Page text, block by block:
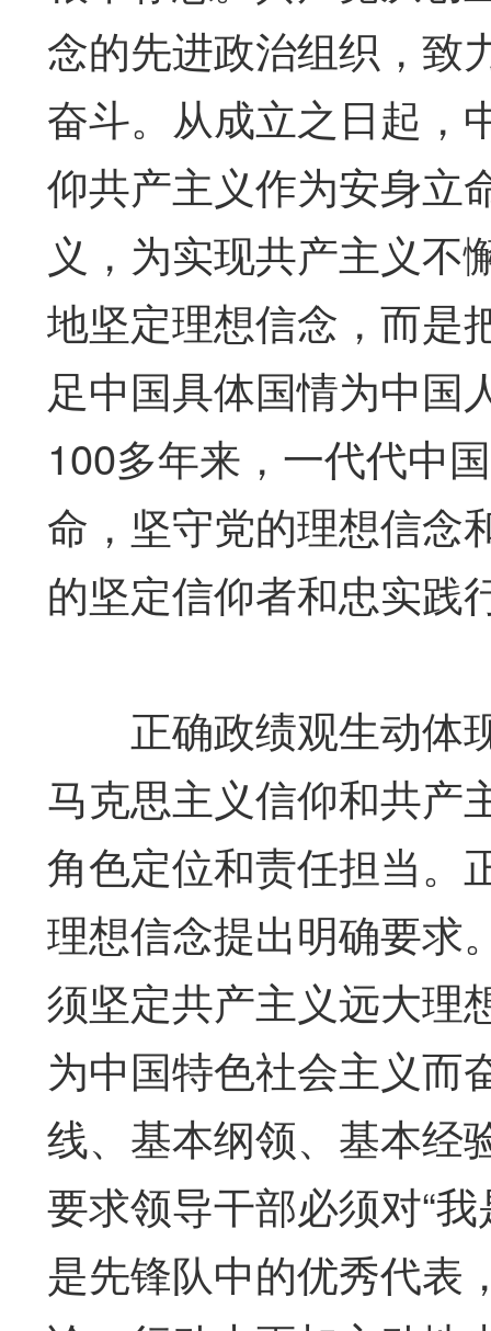
念的先进政治组织，致
奋斗。从成立之日起，
仰共产主义作为安身立
义，为实现共产主义不
地坚定理想信念，而是
足中国具体国情为中国
100多年来，一代代中
命，坚守党的理想信念
的坚定信仰者和忠实践
正确政绩观生动体
马克思主义信仰和共产
角色定位和责任担当。
理想信念提出明确要求
须坚定共产主义远大理
为中国特色社会主义而
线、基本纲领、基本经
要求领导干部必须对“
是先锋队中的优秀代表